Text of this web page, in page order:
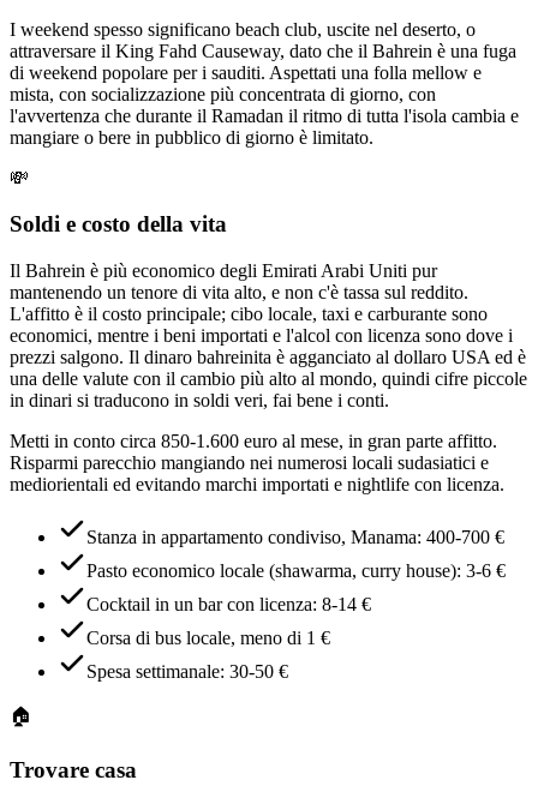
I weekend spesso significano beach club, uscite nel deserto, o
attraversare il King Fahd Causeway, dato che il Bahrein è una fuga
di weekend popolare per i sauditi. Aspettati una folla mellow e
mista, con socializzazione più concentrata di giorno, con
l'avvertenza che durante il Ramadan il ritmo di tutta l'isola cambia e
mangiare o bere in pubblico di giorno è limitato.
💸
Soldi e costo della vita
Il Bahrein è più economico degli Emirati Arabi Uniti pur
mantenendo un tenore di vita alto, e non c'è tassa sul reddito.
L'affitto è il costo principale; cibo locale, taxi e carburante sono
economici, mentre i beni importati e l'alcol con licenza sono dove i
prezzi salgono. Il dinaro bahreinita è agganciato al dollaro USA ed è
una delle valute con il cambio più alto al mondo, quindi cifre piccole
in dinari si traducono in soldi veri, fai bene i conti.
Metti in conto circa 850-1.600 euro al mese, in gran parte affitto.
Risparmi parecchio mangiando nei numerosi locali sudasiatici e
mediorientali ed evitando marchi importati e nightlife con licenza.
Stanza in appartamento condiviso, Manama: 400-700 €
Pasto economico locale (shawarma, curry house): 3-6 €
Cocktail in un bar con licenza: 8-14 €
Corsa di bus locale, meno di 1 €
Spesa settimanale: 30-50 €
🏠
Trovare casa